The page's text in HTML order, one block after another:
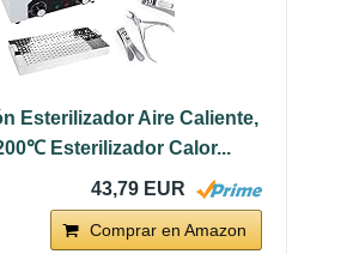
Esterilizador Aire Caliente,
Esterilizador Calor...
43,79 EUR
Comprar en Amazon